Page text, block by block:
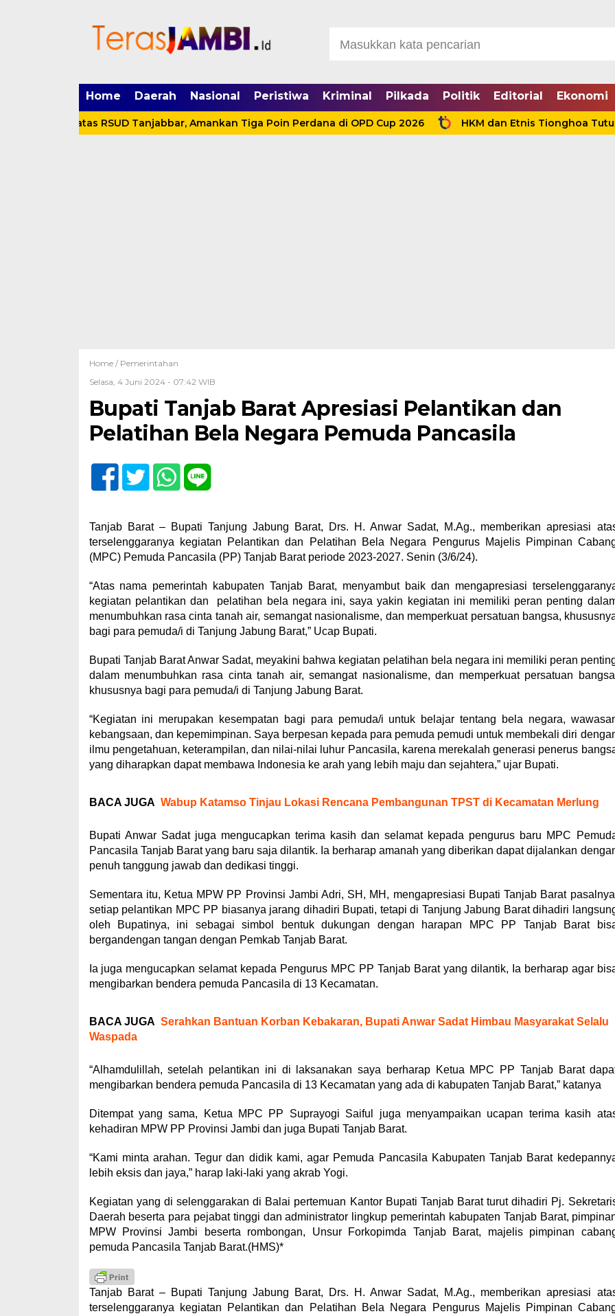
Home Daerah Nasional Peristiwa Kriminal Pilkada Politik Editorial Ekonomi
1-0 atas RSUD Tanjabbar, Amankan Tiga Poin Perdana di OPD Cup 2026 HKM dan Etnis Tionghoa Tutup
Home / Pemerintahan
Selasa, 4 Juni 2024 - 07:42 WIB
Bupati Tanjab Barat Apresiasi Pelantikan dan
Pelatihan Bela Negara Pemuda Pancasila
Tanjab Barat – Bupati Tanjung Jabung Barat, Drs. H. Anwar Sadat, M.Ag., memberikan apresiasi
terselenggaranya kegiatan Pelantikan dan Pelatihan Bela Negara Pengurus Majelis Pimpinan
(MPC) Pemuda Pancasila (PP) Tanjab Barat periode 2023-2027. Senin (3/6/24).
“Atas nama pemerintah kabupaten Tanjab Barat, menyambut baik dan mengapresiasi
kegiatan pelantikan dan pelatihan bela negara ini, saya yakin kegiatan ini memiliki peran penting
menumbuhkan rasa cinta tanah air, semangat nasionalisme, dan memperkuat persatuan bangsa,
bagi para pemuda/i di Tanjung Jabung Barat,” Ucap Bupati.
Bupati Tanjab Barat Anwar Sadat, meyakini bahwa kegiatan pelatihan bela negara ini memiliki peran
dalam menumbuhkan rasa cinta tanah air, semangat nasionalisme, dan memperkuat persatuan
khususnya bagi para pemuda/i di Tanjung Jabung Barat.
“Kegiatan ini merupakan kesempatan bagi para pemuda/i untuk belajar tentang bela negara,
kebangsaan, dan kepemimpinan. Saya berpesan kepada para pemuda pemudi untuk membekali diri
ilmu pengetahuan, keterampilan, dan nilai-nilai luhur Pancasila, karena merekalah generasi penerus
yang diharapkan dapat membawa Indonesia ke arah yang lebih maju dan sejahtera,” ujar Bupati.
BACA JUGA Wabup Katamso Tinjau Lokasi Rencana Pembangunan TPST di Kecamatan Merlung
Bupati Anwar Sadat juga mengucapkan terima kasih dan selamat kepada pengurus baru MPC
Pancasila Tanjab Barat yang baru saja dilantik. Ia berharap amanah yang diberikan dapat dijalankan
penuh tanggung jawab dan dedikasi tinggi.
Sementara itu, Ketua MPW PP Provinsi Jambi Adri, SH, MH, mengapresiasi Bupati Tanjab Barat
setiap pelantikan MPC PP biasanya jarang dihadiri Bupati, tetapi di Tanjung Jabung Barat dihadiri
oleh Bupatinya, ini sebagai simbol bentuk dukungan dengan harapan MPC PP Tanjab Barat
bergandengan tangan dengan Pemkab Tanjab Barat.
Ia juga mengucapkan selamat kepada Pengurus MPC PP Tanjab Barat yang dilantik, Ia berharap agar
mengibarkan bendera pemuda Pancasila di 13 Kecamatan.
BACA JUGA Serahkan Bantuan Korban Kebakaran, Bupati Anwar Sadat Himbau Masyarakat Selalu
Waspada
“Alhamdulillah, setelah pelantikan ini di laksanakan saya berharap Ketua MPC PP Tanjab Barat
mengibarkan bendera pemuda Pancasila di 13 Kecamatan yang ada di kabupaten Tanjab Barat,” katanya
Ditempat yang sama, Ketua MPC PP Suprayogi Saiful juga menyampaikan ucapan terima kasih
kehadiran MPW PP Provinsi Jambi dan juga Bupati Tanjab Barat.
“Kami minta arahan. Tegur dan didik kami, agar Pemuda Pancasila Kabupaten Tanjab Barat
lebih eksis dan jaya,” harap laki-laki yang akrab Yogi.
Kegiatan yang di selenggarakan di Balai pertemuan Kantor Bupati Tanjab Barat turut dihadiri Pj.
Daerah beserta para pejabat tinggi dan administrator lingkup pemerintah kabupaten Tanjab Barat,
MPW Provinsi Jambi beserta rombongan, Unsur Forkopimda Tanjab Barat, majelis pimpinan
pemuda Pancasila Tanjab Barat.(HMS)*
Tanjab Barat – Bupati Tanjung Jabung Barat, Drs. H. Anwar Sadat, M.Ag., memberikan apresiasi
terselenggaranya kegiatan Pelantikan dan Pelatihan Bela Negara Pengurus Majelis Pimpinan